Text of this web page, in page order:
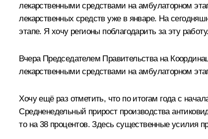
лекарственными средствами на амбулаторном
лекарственных средств уже в январе. На
этапе. Я хочу регионы поблагодарить за эту работу.
Вчера Председателем Правительства на
лекарственными средствами на амбулаторном
Хочу ещё раз отметить, что по итогам года с
Средненедельный прирост производства
то на 38 процентов. Здесь существенные усилия